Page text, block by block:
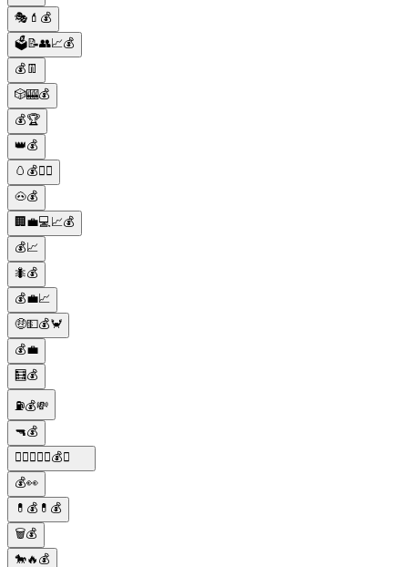
🎭💄💰
🗳️📝👥📈💰
💰👖
🎲🎰💰
💰🏆
👑💰
🥚💰🕵️‍♀️
🐽💰
🏢💼💻📈💰
💰📈
🐜💰
💰💼📈
🤑💵💰🦀
💰💼
🧮💰
⛽️💰💸
🔫💰
🕵️‍♂️🔫🍝🍷💰🚗
💰👀
💊💰💊💰
🗑️💰
🐎🔥💰